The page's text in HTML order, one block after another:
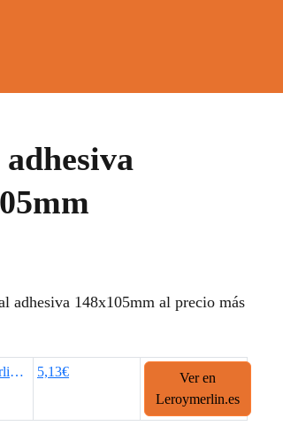
adhesiva
adhesiva 148x105mm al precio más
5,13€
Ver en
Leroymerlin.es